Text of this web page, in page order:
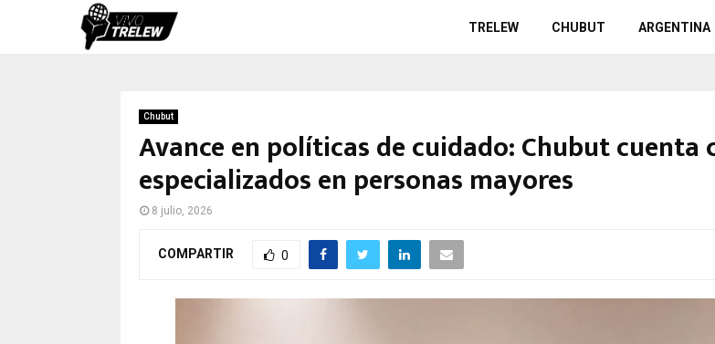
TRELEW CHUBUT ARGENTINA
Chubut
Avance en políticas de cuidado: Chubut cuenta
especializados en personas mayores
8 julio, 2026
COMPARTIR 0